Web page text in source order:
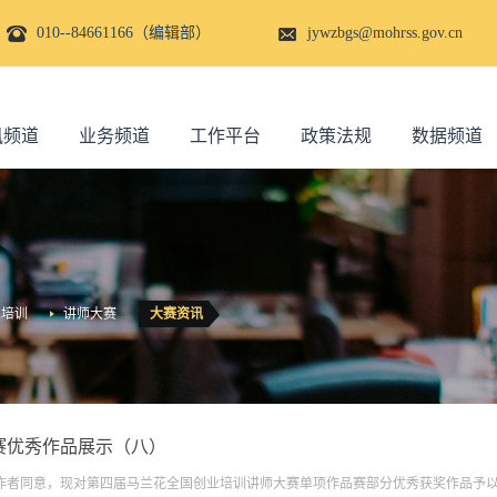
010--84661166（编辑部） jywzbgs@mohrss.gov.cn
道 业务频道 工作平台 政策法规 数据频道
大赛资讯
讲师大赛
训
秀作品展示（八）
同意，现对第四届马兰花全国创业培训讲师大赛单项作品赛部分优秀获奖作品予